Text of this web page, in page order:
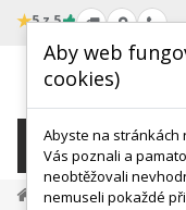
★5 z 5
KATEGORIE
Medicínská
Aby web
cookies)
Abyste na stránkách
Vás poznali a
neobtěžovali
nemuseli pokaždé